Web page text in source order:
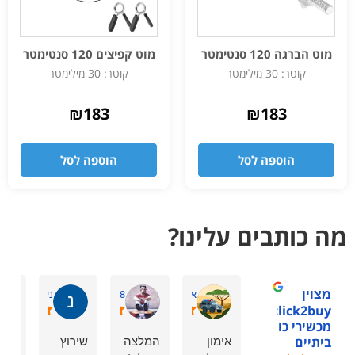
מוט הברגה 120 סנטימטר
קוטר: 30 מילימטר
₪183
הוספה לסל
מוט קפיצים 120 סנטימטר
קוטר: 30 מילימטר
₪183
הוספה לסל
מה כותבים עלינו?
מצוין
מכשירי כושר
ביתיים
אסתר דביר ה.
אימון
Shaharmiz98
המלצה
ניר ל.
שירוץ